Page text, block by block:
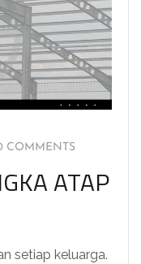
COMMENTS
ATAP
setiap keluarga.